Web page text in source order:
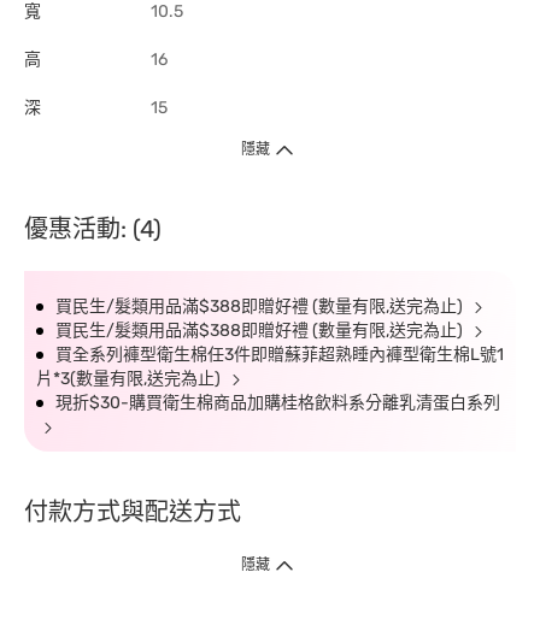
寬 10.5
高 16
深 15
隱藏
優惠活動: (4)
買民生/髮類用品滿$388即贈好禮 (數量有限,送完為止)
買民生/髮類用品滿$388即贈好禮 (數量有限,送完為止)
買全系列褲型衛生棉任3件即贈蘇菲超熟睡內褲型衛生棉L號1
片*3(數量有限,送完為止)
現折$30-購買衛生棉商品加購桂格飲料系分離乳清蛋白系列
付款方式與配送方式
隱藏